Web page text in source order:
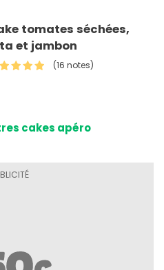
tomates séchées,
et jambon
(16 notes)
cakes apéro